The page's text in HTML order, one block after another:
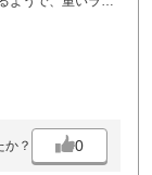
さい！
か？ 0